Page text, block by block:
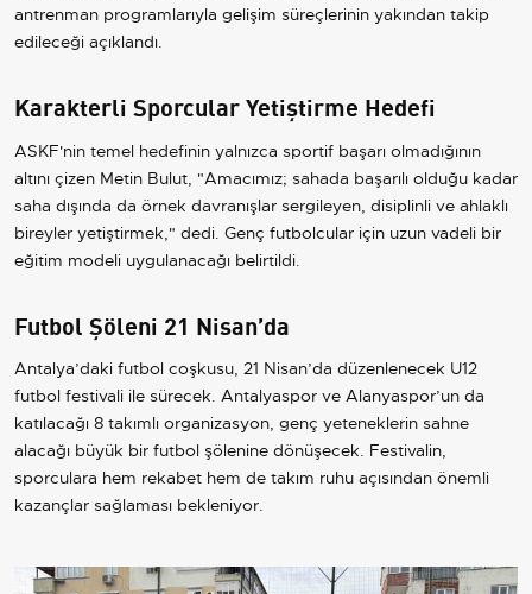
antrenman programlarıyla gelişim süreçlerinin yakından takip
edileceği açıklandı.
Karakterli Sporcular Yetiştirme Hedefi
ASKF'nin temel hedefinin yalnızca sportif başarı olmadığının
altını çizen Metin Bulut, "Amacımız; sahada başarılı olduğu kadar
saha dışında da örnek davranışlar sergileyen, disiplinli ve ahlaklı
bireyler yetiştirmek," dedi. Genç futbolcular için uzun vadeli bir
eğitim modeli uygulanacağı belirtildi.
Futbol Şöleni 21 Nisan’da
Antalya’daki futbol coşkusu, 21 Nisan’da düzenlenecek U12
futbol festivali ile sürecek. Antalyaspor ve Alanyaspor’un da
katılacağı 8 takımlı organizasyon, genç yeteneklerin sahne
alacağı büyük bir futbol şölenine dönüşecek. Festivalin,
sporculara hem rekabet hem de takım ruhu açısından önemli
kazançlar sağlaması bekleniyor.